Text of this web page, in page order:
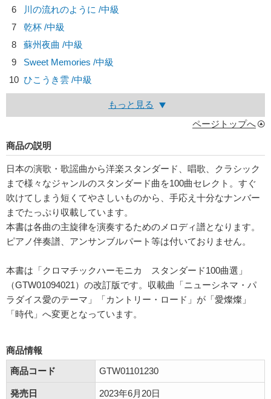
6
川の流れのように /中級
7
乾杯 /中級
8
蘇州夜曲 /中級
9
Sweet Memories /中級
10 ひこうき雲 /中級
もっと見る
ページトップへ
商品の説明
日本の演歌・歌謡曲から洋楽スタンダード、唱歌、クラシック
まで様々なジャンルのスタンダード曲を100曲セレクト。すぐ
吹けてしまう短くてやさしいものから、手応え十分なナンバー
までたっぷり収載しています。
本書は各曲の主旋律を演奏するためのメロディ譜となります。
ピアノ伴奏譜、アンサンブルパート等は付いておりません。
本書は「クロマチックハーモニカ スタンダード100曲選」
（GTW01094021）の改訂版です。収載曲「ニューシネマ・パ
ラダイス愛のテーマ」「カントリー・ロード」が「愛燦燦」
「時代」へ変更となっています。
商品情報
商品コード
GTW01101230
発売日 2023年6月20日